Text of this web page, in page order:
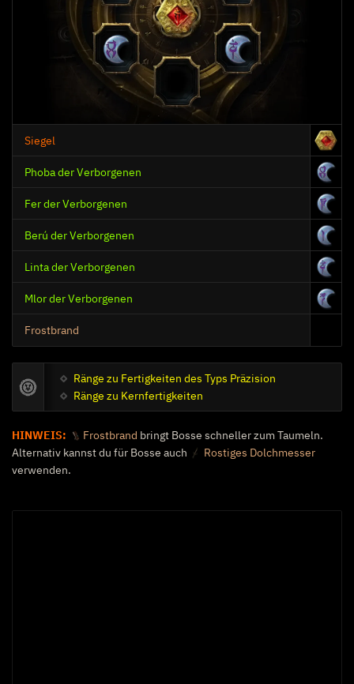
Unerbittlich
Siegel
Phoba der Verborgenen
Fer der Verborgenen
Berú der Verborgenen
Linta der Verborgenen
Mlor der Verborgenen
Frostbrand
Ränge zu Fertigkeiten des Typs Präzision
Ränge zu Kernfertigkeiten
HINWEIS: Frostbrand bringt Bosse schneller zum Taumeln.
Alternativ kannst du für Bosse auch
Rostiges Dolchmesser
verwenden.